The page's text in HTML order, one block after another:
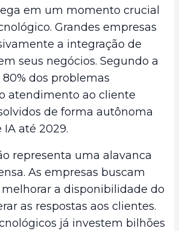
em um momento crucial
Grandes empresas
a integração de
seus negócios. Segundo a
dos problemas
atendimento ao cliente
de forma autônoma
até 2029.
representa uma alavanca
As empresas buscam
a disponibilidade do
as respostas aos clientes.
já investem bilhões